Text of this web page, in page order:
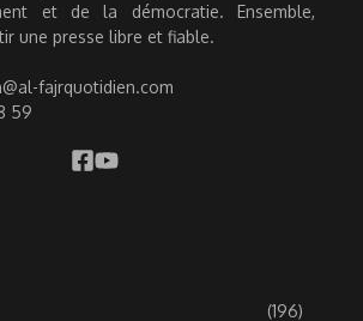
et de la démocratie. Ensemble,
une presse libre et fiable.
fajrquotidien.com
59
(196)